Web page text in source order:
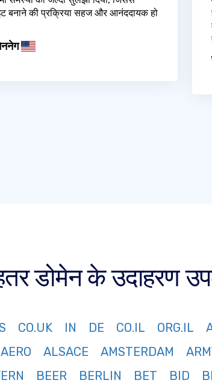
बनाने की प्रक्रिया सहज और आनंददायक हो
डोमेन के उदाहरण
CO.UK IN DE CO.IL ORG.IL
ALSACE AMSTERDAM
BEER BERLIN BET BID